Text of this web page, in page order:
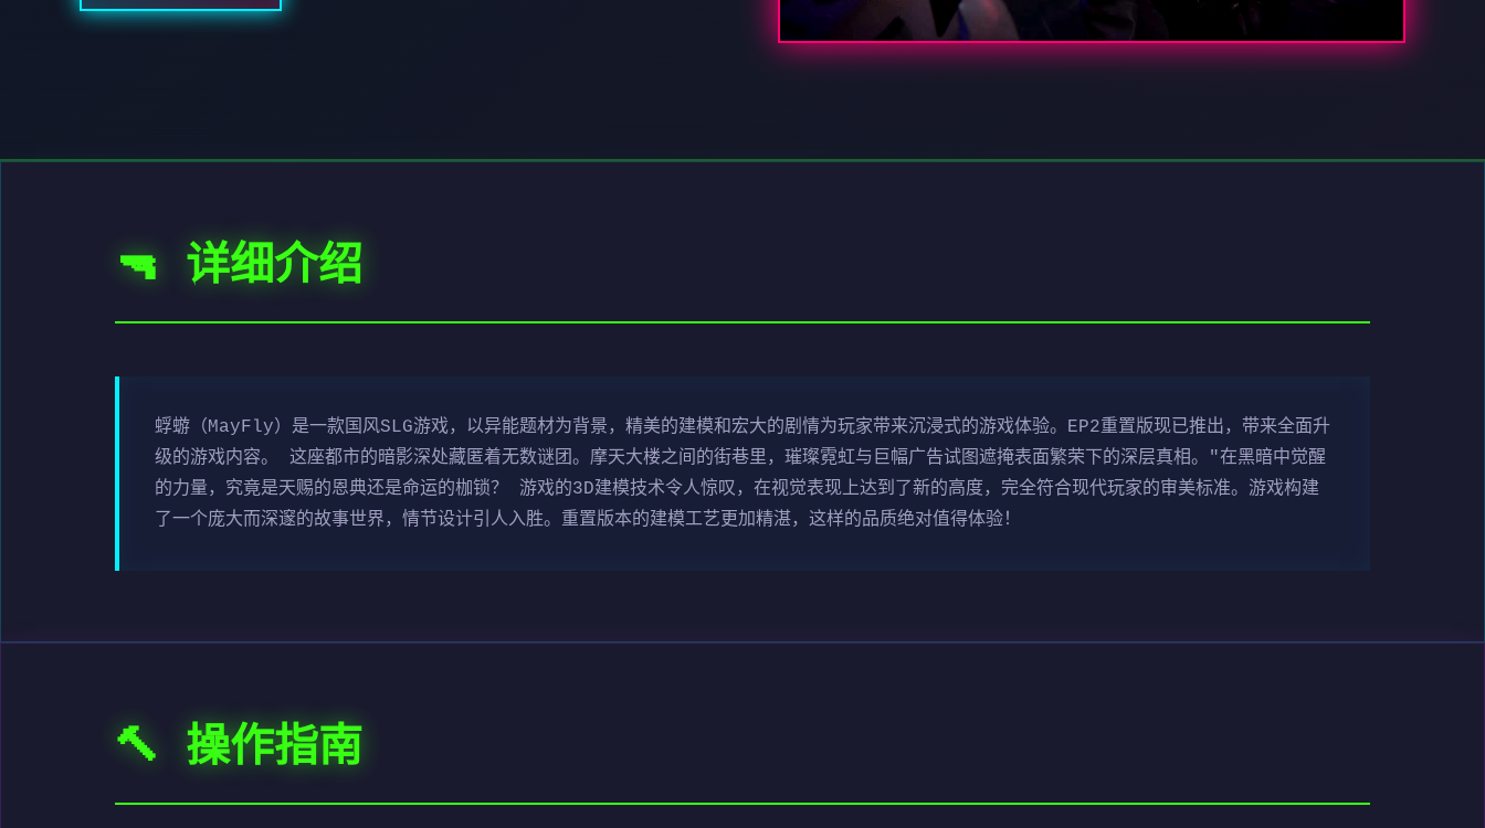
🔫 详细介绍
蜉蝣（MayFly）是一款国风SLG游戏，以异能题材为背景，精美的建模和宏大的剧情为玩家带来沉浸式的游戏体验。EP2重置版现已推出，带来全面升
级的游戏内容。 这座都市的暗影深处藏匿着无数谜团。摩天大楼之间的街巷里，璀璨霓虹与巨幅广告试图遮掩表面繁荣下的深层真相。"在黑暗中觉醒
的力量，究竟是天赐的恩典还是命运的枷锁？ 游戏的3D建模技术令人惊叹，在视觉表现上达到了新的高度，完全符合现代玩家的审美标准。游戏构建
了一个庞大而深邃的故事世界，情节设计引人入胜。重置版本的建模工艺更加精湛，这样的品质绝对值得体验！
🔨 操作指南